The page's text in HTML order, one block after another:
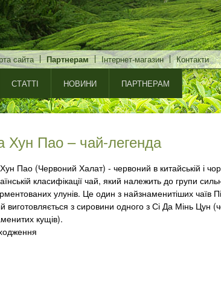
сайта Партнерам Інтернет-магазин Контакти
СТАТТІ НОВИНИ ПАРТНЕРАМ
Хун Пао – чай-легенда
Пао (Червоний Халат) - червоний в китайській і
класифікації чай, який належить до групи
улунів. Це один з найзнаменитіших чаїв
виготовляється з сировини одного з Сі Да Мінь Цун
кущів).
– унікальне джерело здоро...
чаювання
- беспрецедентний чай!
Ку Цяо (гречаний чай)
(синій чай)